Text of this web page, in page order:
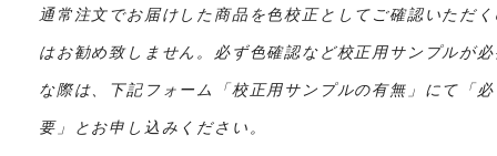
通常注文でお届けした商品を色校正としてご確認いただ
はお勧め致しません。必ず色確認など校正用サンプルが
な際は、下記フォーム「校正用サンプルの有無」にて「必
要」とお申し込みください。